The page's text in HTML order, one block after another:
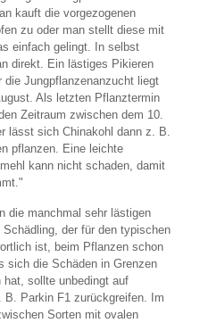
kauft die vorgezogenen
zu oder man stellt diese mit
einfach gelingt. In selbst
direkt. Ein lästiges Pikieren
Jungpflanzenanzucht liegt
Als letzten Pflanztermin
Zeitraum zwischen dem 10.
lässt sich Chinakohl dann z. B.
pflanzen. Eine leichte
kann nicht schaden, damit
die manchmal sehr lästigen
der für den typischen
ist, beim Pflanzen schon
sich die Schäden in Grenzen
hat, sollte unbedingt auf
B. Parkin F1 zurückgreifen. Im
Sorten mit ovalen